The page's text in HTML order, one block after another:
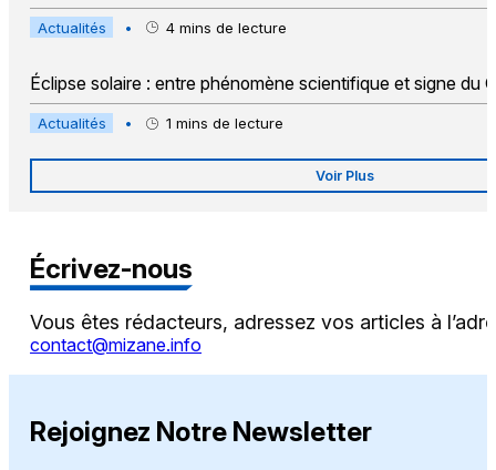
Actualités • 4 mins de lecture
Éclipse solaire : entre phénomène scientifique et signe du
Actualités • 1 mins de lecture
Voir Plus
Écrivez-nous
Vous êtes rédacteurs, adressez vos articles à
contact@mizane.info
Rejoignez Notre Newsletter